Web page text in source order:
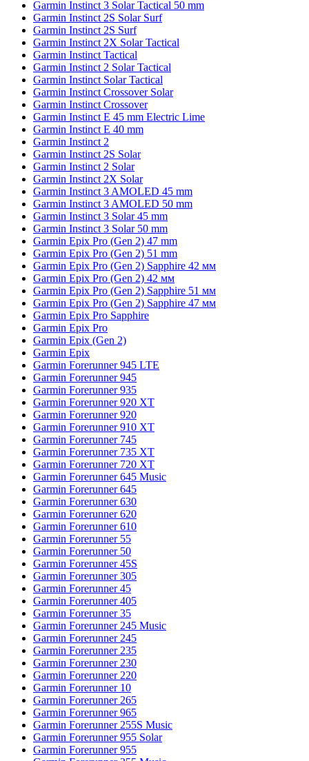
Garmin Instinct 3 Solar Tactical 50 mm
Garmin Instinct 2S Solar Surf
Garmin Instinct 2S Surf
Garmin Instinct 2X Solar Tactical
Garmin Instinct Tactical
Garmin Instinct 2 Solar Tactical
Garmin Instinct Solar Tactical
Garmin Instinct Crossover Solar
Garmin Instinct Crossover
Garmin Instinct E 45 mm Electric Lime
Garmin Instinct E 40 mm
Garmin Instinct 2
Garmin Instinct 2S Solar
Garmin Instinct 2 Solar
Garmin Instinct 2X Solar
Garmin Instinct 3 AMOLED 45 mm
Garmin Instinct 3 AMOLED 50 mm
Garmin Instinct 3 Solar 45 mm
Garmin Instinct 3 Solar 50 mm
Garmin Epix Pro (Gen 2) 47 mm
Garmin Epix Pro (Gen 2) 51 mm
Garmin Epix Pro (Gen 2) Sapphire 42 мм
Garmin Epix Pro (Gen 2) 42 мм
Garmin Epix Pro (Gen 2) Sapphire 51 мм
Garmin Epix Pro (Gen 2) Sapphire 47 мм
Garmin Epix Pro Sapphire
Garmin Epix Pro
Garmin Epix (Gen 2)
Garmin Epix
Garmin Forerunner 945 LTE
Garmin Forerunner 945
Garmin Forerunner 935
Garmin Forerunner 920 XT
Garmin Forerunner 920
Garmin Forerunner 910 XT
Garmin Forerunner 745
Garmin Forerunner 735 XT
Garmin Forerunner 720 XT
Garmin Forerunner 645 Music
Garmin Forerunner 645
Garmin Forerunner 630
Garmin Forerunner 620
Garmin Forerunner 610
Garmin Forerunner 55
Garmin Forerunner 50
Garmin Forerunner 45S
Garmin Forerunner 305
Garmin Forerunner 45
Garmin Forerunner 405
Garmin Forerunner 35
Garmin Forerunner 245 Music
Garmin Forerunner 245
Garmin Forerunner 235
Garmin Forerunner 230
Garmin Forerunner 220
Garmin Forerunner 10
Garmin Forerunner 265
Garmin Forerunner 965
Garmin Forerunner 255S Music
Garmin Forerunner 955 Solar
Garmin Forerunner 955